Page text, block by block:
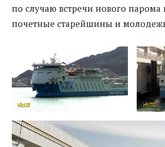
по случаю встречи нового парома
почетные старейшины и